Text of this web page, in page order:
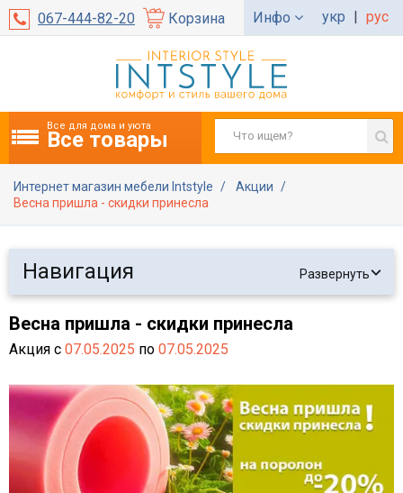
067-444-82-20 Корзина Инфо укр | рус
Все для дома и уюта
Все товары
Интернет магазин мебели Intstyle
Акции
Весна пришла - скидки принесла
Навигация Развернуть
Весна пришла - скидки принесла
Акция с 07.05.2025 по 07.05.2025